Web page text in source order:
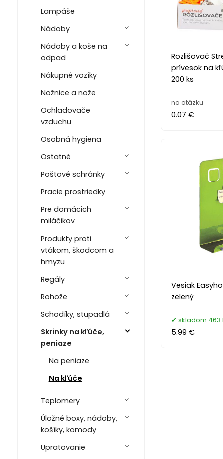
Lampáše
Nádoby
Nádoby a koše na
odpad
Nákupné vozíky
Nožnice a nože
Ochladovače
vzduchu
Osobná hygiena
Ostatné
Poštové schránky
Pracie prostriedky
Pre domácich
miláčikov
Produkty proti
vtákom, škodcom a
hmyzu
Regály
Rohože
Schodíky, stupadlá
Skrinky na kľúče,
peniaze
Na peniaze
Na kľúče
Teplomery
Úložné boxy, nádoby,
košíky, komody
Upratovanie
Rozlišovač
prívesok na
200 ks
na otázku
0.07 €
Vesiak
zelený
skladom 463
5.99 €